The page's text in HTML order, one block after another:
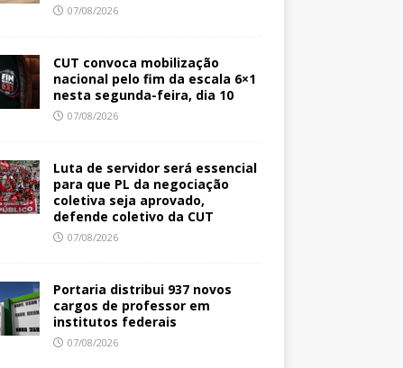
07/08/2026
CUT convoca mobilização
nacional pelo fim da escala 6×1
nesta segunda-feira, dia 10
07/08/2026
Luta de servidor será essencial
para que PL da negociação
coletiva seja aprovado,
defende coletivo da CUT
07/08/2026
Portaria distribui 937 novos
cargos de professor em
institutos federais
07/08/2026